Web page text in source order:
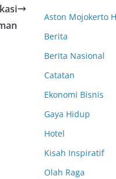
Aston Mojokerto
Berita
Berita Nasional
Catatan
Ekonomi Bisnis
Gaya Hidup
Hotel
Kisah Inspiratif
Olah Raga